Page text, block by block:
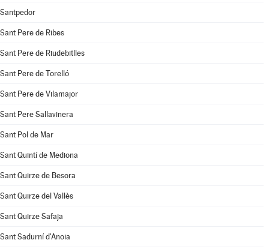
Santpedor
Sant Pere de Ribes
Sant Pere de Riudebitlles
Sant Pere de Torelló
Sant Pere de Vilamajor
Sant Pere Sallavinera
Sant Pol de Mar
Sant Quintí de Mediona
Sant Quirze de Besora
Sant Quirze del Vallès
Sant Quirze Safaja
Sant Sadurní d'Anoia